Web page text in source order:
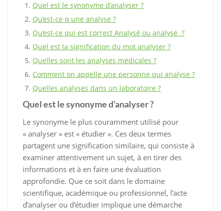
Quel est le synonyme d’analyser ?
Qu’est-ce q une analyse ?
Qu’est-ce qui est correct Analysé ou analysé ?
Quel est la signification du mot analyser ?
Quelles sont les analyses médicales ?
Comment on appelle une personne qui analyse ?
Quelles analyses dans un laboratoire ?
Quel est le synonyme d’analyser ?
Le synonyme le plus couramment utilisé pour
« analyser » est « étudier ». Ces deux termes
partagent une signification similaire, qui consiste à
examiner attentivement un sujet, à en tirer des
informations et à en faire une évaluation
approfondie. Que ce soit dans le domaine
scientifique, académique ou professionnel, l’acte
d’analyser ou d’étudier implique une démarche